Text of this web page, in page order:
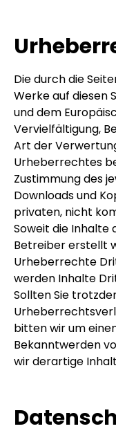
Die durch die
Werke auf diesen
und dem
Vervielfältigung,
Art der
Urheberrechtes
Zustimmung des
Downloads und
privaten, nicht
Soweit die Inhalte
Betreiber erstellt
Urheberrechte
werden Inhalte
Sollten Sie
bitten wir um
Bekanntwerden
wir derartige